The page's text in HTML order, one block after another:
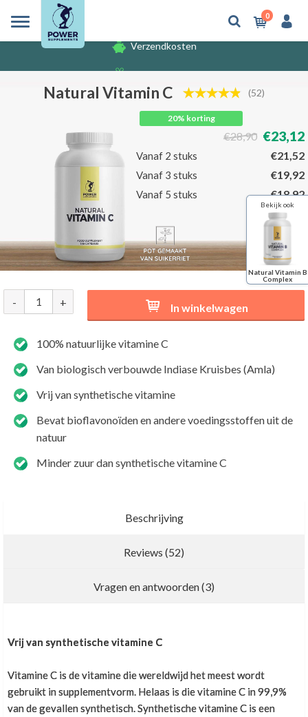
0
Verzendkosten
Natural Vitamin C (52)
20% korting
€28,90 €23,12
Vanaf 2 stuks €21,52
Vanaf 3 stuks €19,92
Vanaf 5 stuks €18,92
- + In winkelwagen
100% natuurlijke vitamine C
Van biologisch verbouwde Indiase Kruisbes (Amla)
Vrij van synthetische vitamine
Bevat bioflavonoïden en andere voedingsstoffen uit de
natuur
Minder zuur dan synthetische vitamine C
Beschrijving
Reviews (52)
Vragen en antwoorden (3)
Vrij van synthetische vitamine C
Vitamine C is de vitamine die wereldwijd het meest wordt
gebruikt in supplementvorm. Helaas is die vitamine C in 99,9%
van de gevallen synthetisch. Synthetische vitamine C is een
Snelle feedback
M. Van der Velden,25 maart 2025
snelle feedback bij beantwoorden van vragen via mail -
Zit erin jullie vitamine c tabletten ook
bioflavonoïden?
Onze vitamine C is afkomstig van de Indiase
Kruisbes. Dit natuurlijke vitamine C-supplement
Klant Vraag:
Beste,
Kan deze vit c een histamine reactie uitlokken?
Klant Vraag:
Bekijk ook
Natural Vitamin B
Complex